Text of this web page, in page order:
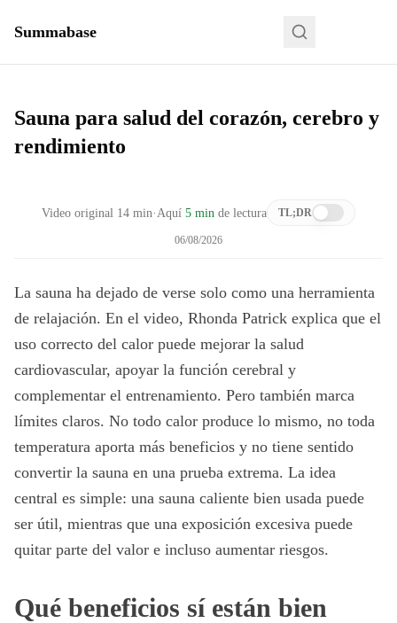
Summabase
Sauna para salud del corazón, cerebro y
rendimiento
Video original 14 min· Aquí 5 min de lectura TL;DR
06/08/2026
La sauna ha dejado de verse solo como una herramienta
de relajación. En el video, Rhonda Patrick explica que el
uso correcto del calor puede mejorar la salud
cardiovascular, apoyar la función cerebral y
complementar el entrenamiento. Pero también marca
límites claros. No todo calor produce lo mismo, no toda
temperatura aporta más beneficios y no tiene sentido
convertir la sauna en una prueba extrema. La idea
central es simple: una sauna caliente bien usada puede
ser útil, mientras que una exposición excesiva puede
quitar parte del valor e incluso aumentar riesgos.
Qué beneficios sí están bien